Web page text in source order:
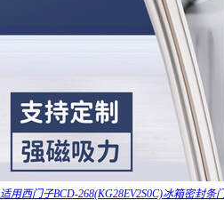
适用西门子BCD-268(KG28EV2S0C)冰箱密封条